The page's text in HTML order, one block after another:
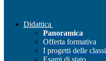
Didattica
Panoramica
Offerta formativa
I progetti delle classi